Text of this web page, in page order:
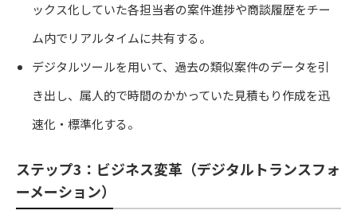
ックス化していた各担当者の案件進捗や商談履歴をチー
ム内でリアルタイムに共有する。
デジタルツールを用いて、過去の類似案件のデータを引
き出し、属人的で時間のかかっていた見積もり作成を迅
速化・標準化する。
ステップ3：ビジネス変革（デジタルトランスフォ
ーメーション）